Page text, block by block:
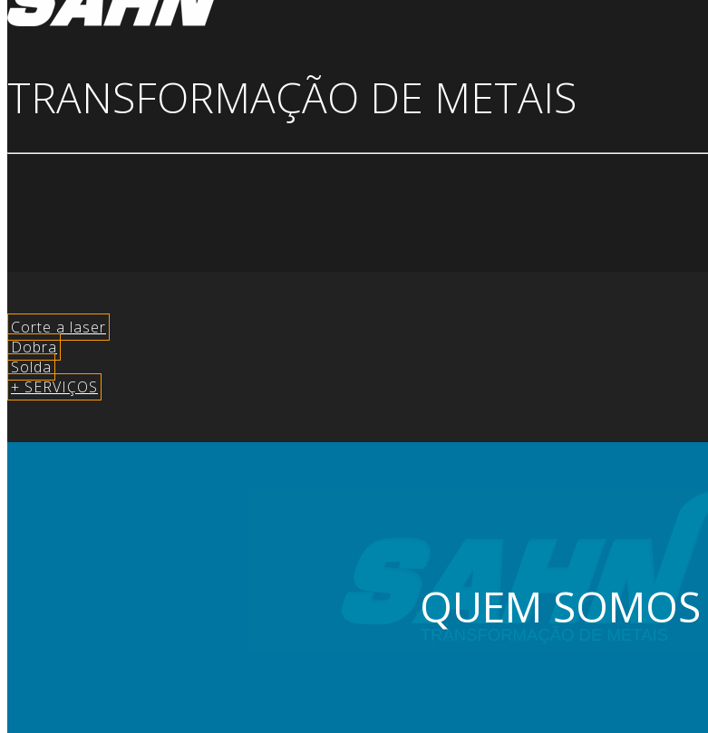
TRANSFORMAÇÃO DE METAIS
Corte a laser
Dobra
Solda
+ SERVIÇOS
QUEM SOMOS